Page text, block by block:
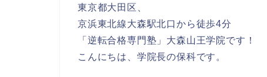
東京都大田区、
京浜東北線大森駅北口から徒歩4分
「逆転合格専門塾」大森山王学院です！
こんにちは、学院長の保科です。